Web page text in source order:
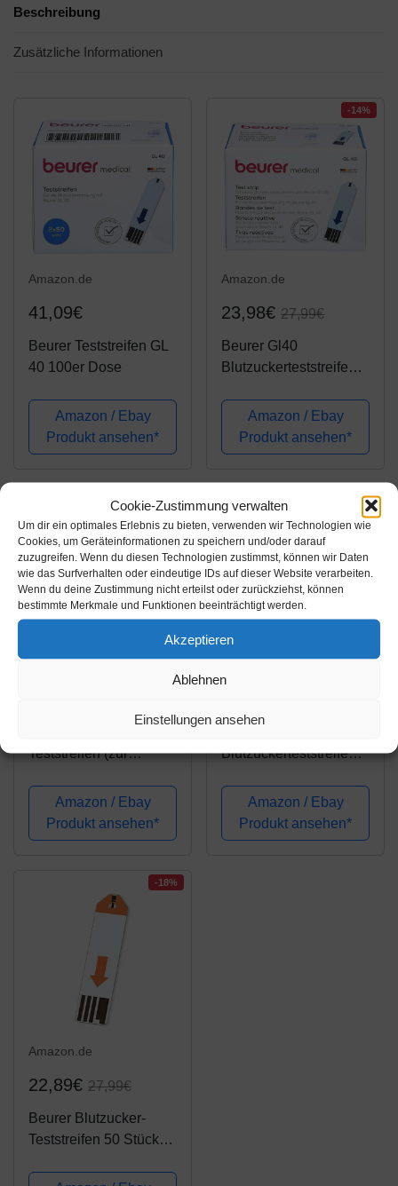
Cookie-Zustimmung verwalten
Um dir ein optimales Erlebnis zu bieten, verwenden wir Technologien wie
Cookies, um Geräteinformationen zu speichern und/oder darauf
zuzugreifen. Wenn du diesen Technologien zustimmst, können wir Daten
wie das Surfverhalten oder eindeutige IDs auf dieser Website verarbeiten.
Wenn du deine Zustimmung nicht erteilst oder zurückziehst, können
bestimmte Merkmale und Funktionen beeinträchtigt werden.
Akzeptieren
Ablehnen
Einstellungen ansehen
Beschreibung
Zusätzliche Informationen
Amazon.de
41,09€
Beurer Teststreifen GL
40 100er Dose
Amazon / Ebay
Produkt ansehen*
-14%
Amazon.de
23,98€ 27,99€
Beurer Gl40
Blutzuckerteststreifen
Amazon / Ebay
Produkt ansehen*
Teststreifen (zur
40), 50 Stück
Amazon / Ebay
Produkt ansehen*
Blutzuckerteststreifen
Amazon / Ebay
Produkt ansehen*
-18%
Amazon.de
22,89€ 27,99€
Beurer Blutzucker-
Teststreifen 50 Stück
Verwendung mit GL 44,